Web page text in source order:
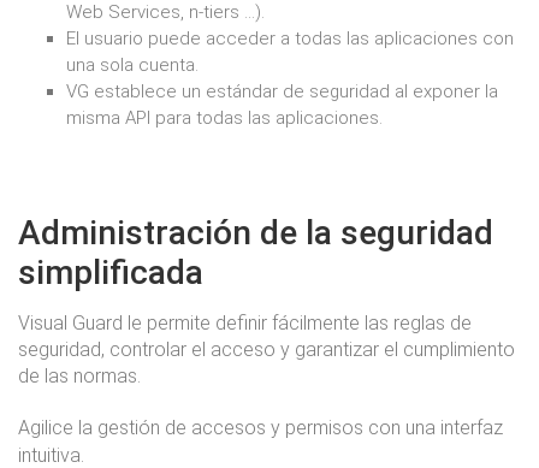
Web Services, n-tiers ...).
El usuario puede acceder a todas las aplicaciones con
una sola cuenta.
VG establece un estándar de seguridad al exponer la
misma API para todas las aplicaciones.
Administración de la seguridad
simplificada
Visual Guard le permite definir fácilmente las reglas de
seguridad, controlar el acceso y garantizar el cumplimiento
de las normas.
Agilice la gestión de accesos y permisos con una interfaz
intuitiva.